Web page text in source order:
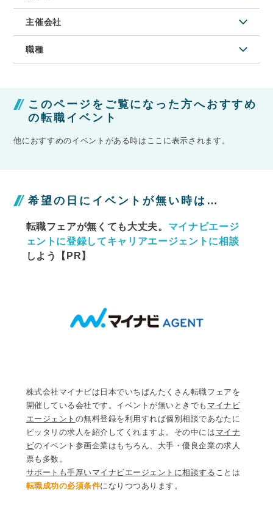
主催会社
職種
このページをご覧になった方へおすすめ
の転職イベント
他におすすめのイベントがある時はここに表示されます。
希望の日にイベントが無い時は…
転職フェアが無くても大丈夫。 マイナビエージ
ェントに登録してキャリアエージェントに相談
しよう【PR】
株式会社マイナビは日本でいちばんたくさん転職フェアを
開催している会社です。イベントが無いときでも マイナビ
エージェント の無料登録を利用すれば個別相談であなたに
ピッタリの求人を紹介してくれますよ。その中には マイナ
ビのイベント参画企業はもちろん、大手・優良企業の求人
票も多数。
サポートも手厚いマイナビエージェントに相談する ことは
転職成功の必須条件になりつつあります。